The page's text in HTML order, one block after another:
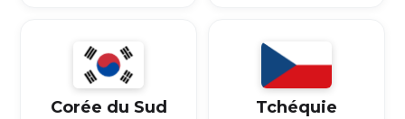
Corée du Sud Tchéquie